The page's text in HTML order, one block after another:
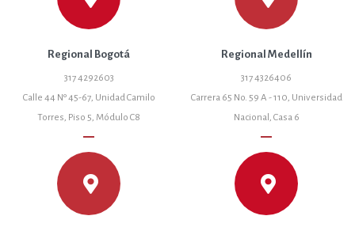
Regional Bogotá
317 4292603
Calle 44 Nº 45-67, Unidad Camilo
Torres, Piso 5, Módulo C8
remove
Regional Medellín
317 4326406
Carrera 65 No. 59 A - 110, Universidad
Nacional, Casa 6
remove